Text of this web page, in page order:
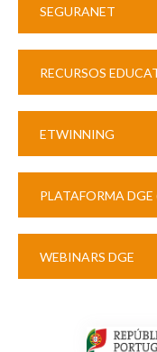
SEGURANET
RECURSOS
ETWINNING
PLATAFORMA DGE
WEBINARS DGE